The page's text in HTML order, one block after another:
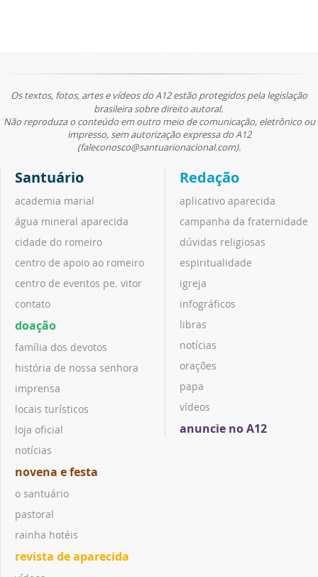
Os textos, fotos, artes e vídeos do A12 estão protegidos pela legislação
brasileira sobre direito autoral.
Não reproduza o conteúdo em outro meio de comunicação, eletrônico ou
impresso, sem autorização expressa do A12
(faleconosco@santuarionacional.com).
Santuário
academia marial
água mineral aparecida
cidade do romeiro
centro de apoio ao romeiro
centro de eventos pe. vitor
contato
doação
família dos devotos
história de nossa senhora
imprensa
locais turísticos
loja oficial
notícias
novena e festa
o santuário
pastoral
rainha hotéis
revista de aparecida
Redação
aplicativo aparecida
campanha da fraternidade
dúvidas religiosas
espiritualidade
igreja
infográficos
libras
notícias
orações
papa
vídeos
anuncie no A12